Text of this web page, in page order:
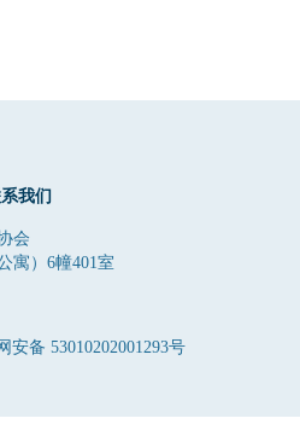
我们
会
寓）6幢401室
安备 53010202001293号